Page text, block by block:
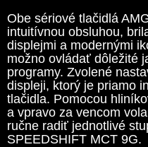
Obe sériové tlačidlá
intuitívnou obsluhou,
displejmi a modernými
možno ovládať dôležité
programy. Zvolené
displeji, ktorý je priamo
tlačidla. Pomocou
a vpravo za vencom
ručne radiť jednotlivé
SPEEDSHIFT MCT 9G.